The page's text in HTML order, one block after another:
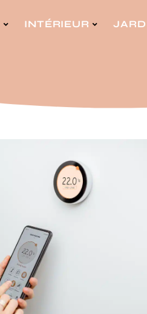
INTÉRIEUR